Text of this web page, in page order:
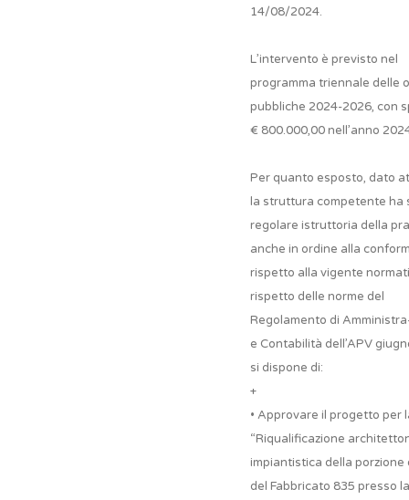
14/08/2024.
L’intervento è previsto nel
programma triennale delle
pubbliche 2024-2026, con
€ 800.000,00 nell’anno
Per quanto esposto, dato
la struttura competente ha
regolare istruttoria della
anche in ordine alla
rispetto alla vigente
rispetto delle norme del
Regolamento di
e Contabilità dell’APV
si dispone di:
+
• Approvare il progetto per
“Riqualificazione
impiantistica della porzione
del Fabbricato 835 presso la